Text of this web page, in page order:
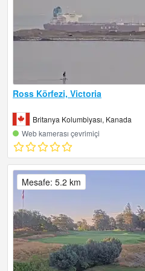
Ross Körfezi, Victoria
Britanya Kolumbiyası, Kanada
Web kamerası çevrimiçi
Mesafe: 5.2 km